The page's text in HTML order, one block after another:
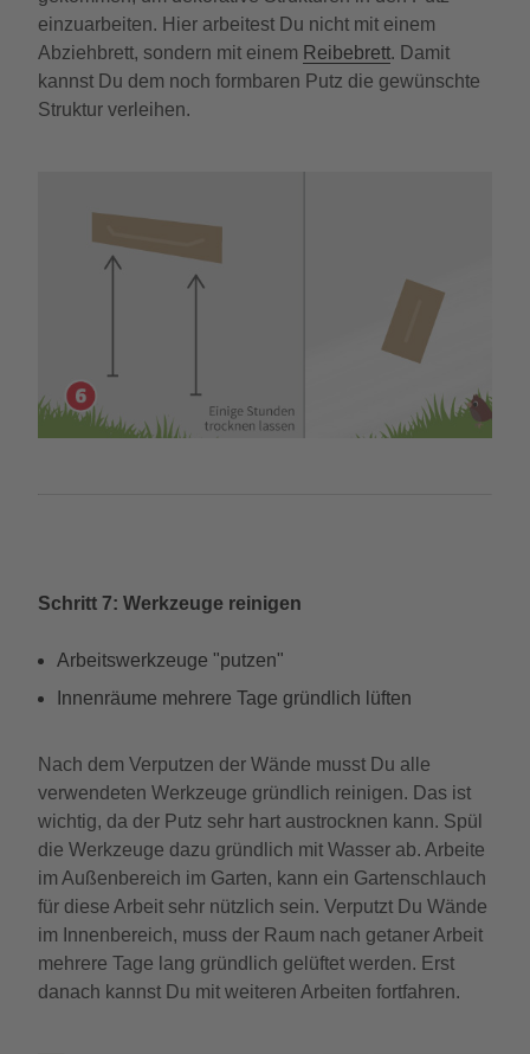
einzuarbeiten. Hier arbeitest Du nicht mit einem
Abziehbrett, sondern mit einem Reibebrett. Damit
kannst Du dem noch formbaren Putz die gewünschte
Struktur verleihen.
Schritt 7: Werkzeuge reinigen
Arbeitswerkzeuge "putzen"
Innenräume mehrere Tage gründlich lüften
Nach dem Verputzen der Wände musst Du alle
verwendeten Werkzeuge gründlich reinigen. Das ist
wichtig, da der Putz sehr hart austrocknen kann. Spül
die Werkzeuge dazu gründlich mit Wasser ab. Arbeite
im Außenbereich im Garten, kann ein Gartenschlauch
für diese Arbeit sehr nützlich sein. Verputzt Du Wände
im Innenbereich, muss der Raum nach getaner Arbeit
mehrere Tage lang gründlich gelüftet werden. Erst
danach kannst Du mit weiteren Arbeiten fortfahren.